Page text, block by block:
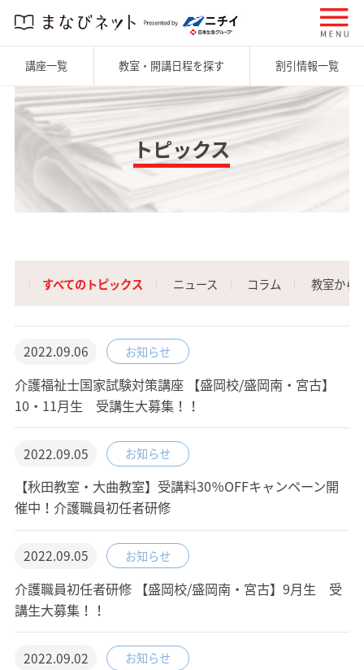
講座一覧 教室・開講日程を探す 割引情報一覧
トピックス
すべてのトピックス ニュース コラム 教室から
2022.09.06 お知らせ
介護福祉士国家試験対策講座 【盛岡校/盛岡南・宮古】
10・11月生 受講生大募集！！
2022.09.05 お知らせ
【秋田教室・大曲教室】受講料30％OFFキャンペーン開
催中！介護職員初任者研修
2022.09.05 お知らせ
介護職員初任者研修 【盛岡校/盛岡南・宮古】9月生 受
講生大募集！！
2022.09.02 お知らせ